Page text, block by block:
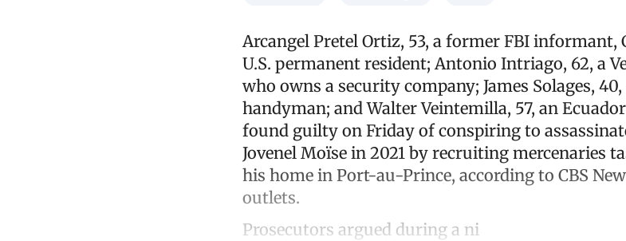
Arcangel Pretel Ortiz, 53, a former FBI
U.S. permanent resident; Antonio Intriago, 62, a
who owns a security company; James Solages,
handyman; and Walter Veintemilla, 57, an
found guilty on Friday of conspiring to
Jovenel Moïse in 2021 by recruiting mercenaries
his home in Port-au-Prince, according to CBS
outlets.
Prosecutors argued during a ni